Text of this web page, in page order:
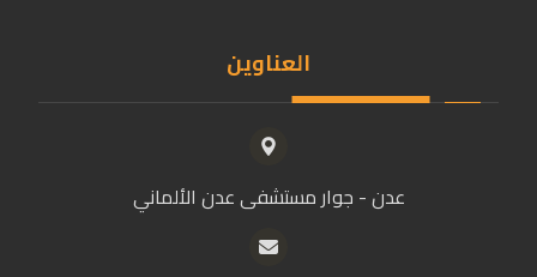
العناوين
عدن - جوار مستشفى عدن الألماني